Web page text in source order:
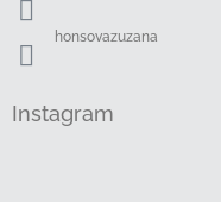
honsovazuzana
Instagram